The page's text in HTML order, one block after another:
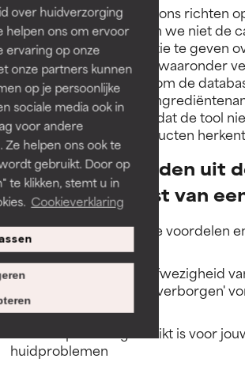
over huidverzorging
helpen ons om ervoor
ervaring op onze
onze partners kunnen
op je persoonlijke
sociale media ook in
voor andere
helpen ons ook te
gebruikt. Door op
te klikken, stemt u in
Cookieverklaring
Opmerking: Omdat we ons richten
huidverzorging, hebben we niet de
gedetailleerde informatie te geven
cosmetisch ingrediënt, waaronder
Hoewel het ons doel is om de
bij te werken en meer
voegen, is het mogelijk dat de tool
in al je verzorgingsproducten
Wat kun je afleiden uit
ingrediëntenlijst van
+ Inzicht in de potentiële voordelen
van de formule
+ De aanwezigheid of afwezigheid
ingrediënten (inclusief 'verborgen'
parfum)
+ Of een product geschikt is voor
huidproblemen